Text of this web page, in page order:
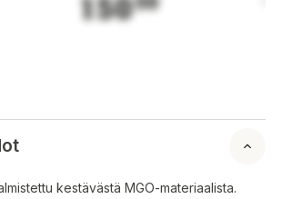
150
kestävästä MGO-materiaalista.